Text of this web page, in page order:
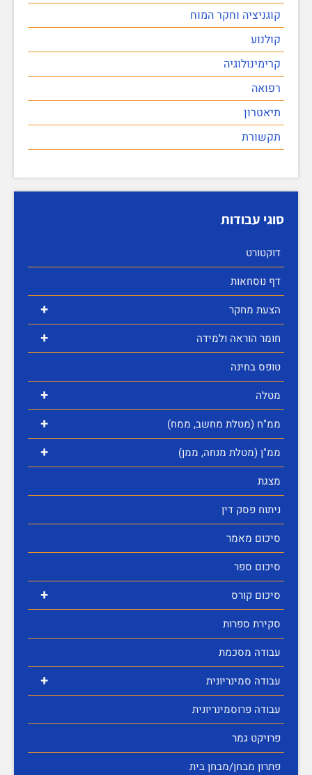
קוגניציה וחקר המוח
קולנוע
קרימינולוגיה
רפואה
תיאטרון
תקשורת
סוגי עבודות
דוקטורט
דף נוסחאות
+ הצעת מחקר
+
חומר הוראה ולמידה
טופס בחינה
+ מטלה
+ ממ"ח (מטלת מחשב, ממח)
+
ממ"ן (מטלת מנחה, ממן)
מצגת
ניתוח פסק דין
סיכום מאמר
סיכום ספר
+
סיכום קורס
סקירת ספרות
עבודה מסכמת
+
עבודה סמינריונית
עבודה פרוסמינריונית
פרויקט גמר
פתרון מבחן/מבחן בית